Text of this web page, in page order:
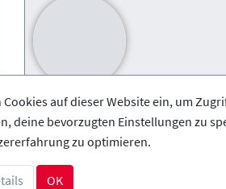
Cookies auf dieser Website ein, um
deine bevorzugten Einstellungen zu
zu optimieren.
OK